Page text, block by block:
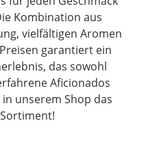
Kombination aus
vielfältigen Aromen
garantiert ein
das sowohl
Aficionados
unserem Shop das